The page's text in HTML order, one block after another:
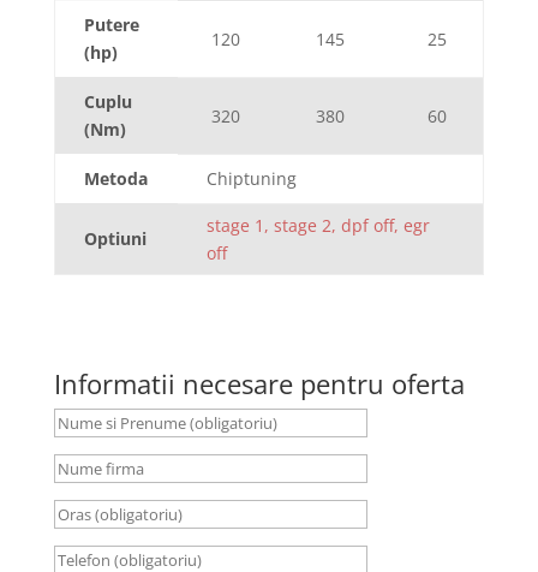
Putere
(hp)
120 145 25
Cuplu
(Nm)
320 380 60
Metoda Chiptuning
Optiuni
stage 1, stage 2, dpf off, egr
off
Informatii necesare pentru oferta